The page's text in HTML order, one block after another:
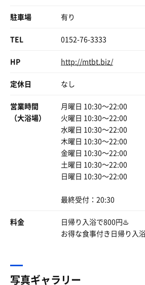
彩り野菜のあんかけ焼きそば
セーフティロッカー有り（無料）。
ご年配が多く、掛け湯洗体無しの
サウナ自体は比較的快適で、3セッ
断固たる決意を持っている今日。
強酸性硫黄泉で穢れを払いたかった
ここでヒロテテ氏を召喚。観光ホテ
先にサウナ…と思ったら、まさかの
オアズケ喰らってそのまま帰れる
で温泉のみいただく。ノーサウナ😢
しかし‼️kawayouはやはり最高だ。
アイス食べてfinish‼️
駐車場 有り
TEL 0152-76-3333
HP http://mtbt.biz/
定休日 なし
営業時間
（大浴場）
月曜日 10:30〜22:00
火曜日 10:30〜22:00
水曜日 10:30〜22:00
木曜日 10:30〜22:00
金曜日 10:30〜22:00
土曜日 10:30〜22:00
日曜日 10:30〜22:00
最終受付：20:30
料金
日帰り入浴で800円♨️
お得な食事付き日帰り入
写真ギャラリー